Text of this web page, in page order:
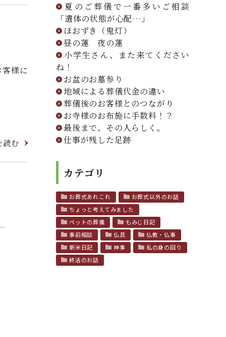
様に
読む
夏のご葬儀で一番多いご相談
「遺体の状態が心配…」
ほおずき（鬼灯）
昼の蓮 夜の蓮
小学生さん、また来てください
ね！
お盆のお墓参り
地域による葬儀代金の違い
葬儀後のお客様とのつながり
お寺様のお布施に手数料！？
最後まで、その人らしく。
仕事が残した足跡
カテゴリ
お葬式あれこれ
お葬式以外のお話
ちょっと考えてみました
ペットの葬儀
もみじ日記
事前相談
仏具
仏教・仏事
新米日記
神事
私の身の回り
終活のお話